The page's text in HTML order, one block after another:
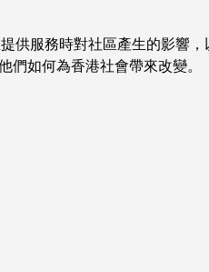
供服務時對社區產生的影響
們如何為香港社會帶來改變。